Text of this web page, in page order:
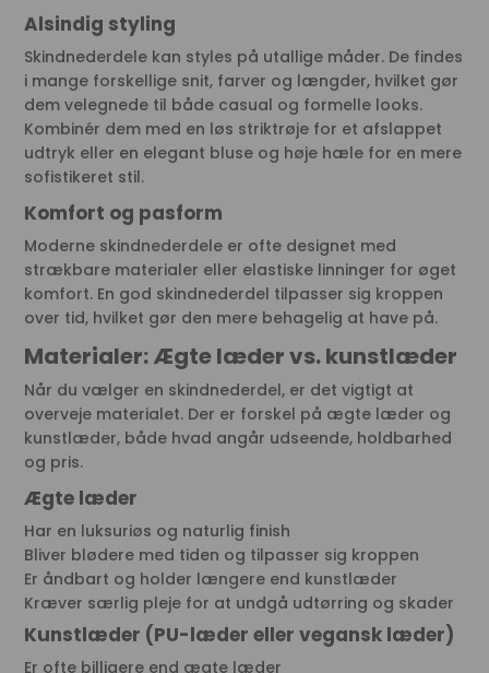
Alsindig styling
Skindnederdele kan styles på utallige måder. De findes
i mange forskellige snit, farver og længder, hvilket gør
dem velegnede til både casual og formelle looks.
Kombinér dem med en løs striktrøje for et afslappet
udtryk eller en elegant bluse og høje hæle for en mere
sofistikeret stil.
Komfort og pasform
Moderne skindnederdele er ofte designet med
strækbare materialer eller elastiske linninger for øget
komfort. En god skindnederdel tilpasser sig kroppen
over tid, hvilket gør den mere behagelig at have på.
Materialer: Ægte læder vs. kunstlæder
Når du vælger en skindnederdel, er det vigtigt at
overveje materialet. Der er forskel på ægte læder og
kunstlæder, både hvad angår udseende, holdbarhed
og pris.
Ægte læder
Har en luksuriøs og naturlig finish
Bliver blødere med tiden og tilpasser sig kroppen
Er åndbart og holder længere end kunstlæder
Kræver særlig pleje for at undgå udtørring og skader
Kunstlæder (PU-læder eller vegansk læder)
Er ofte billigere end ægte læder